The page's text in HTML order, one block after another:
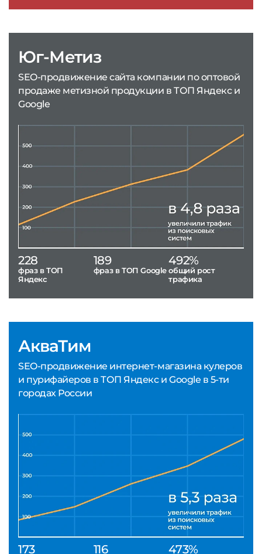
АкваТим
SEO-продвижение интернет-магазина кулеров
и пурифайеров в ТОП Яндекс и Google в 5-ти
городах России
173 116 473%
Юг-Метиз
SEO-продвижение сайта компании по оптовой
продаже метизной продукции в ТОП Яндекс и
Google
228
фраз в ТОП
Яндекс
189
фраз в ТОП Google
492%
общий рост
трафика